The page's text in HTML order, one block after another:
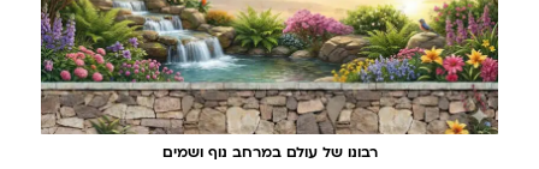
רבונו של עולם במרחב נוף ושמים